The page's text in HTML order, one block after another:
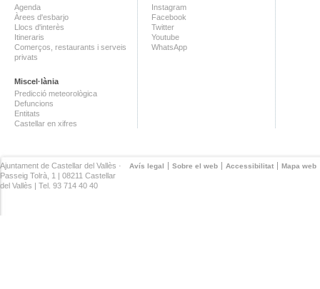
Agenda
Àrees d'esbarjo
Llocs d'interès
Itineraris
Comerços, restaurants i serveis
privats
Miscel·lània
Predicció meteorològica
Defuncions
Entitats
Castellar en xifres
Instagram
Facebook
Twitter
Youtube
WhatsApp
Avís legal Sobre el web Accessibilitat Mapa web
Ajuntament de Castellar del Vallès ·
Passeig Tolrà, 1 | 08211 Castellar
del Vallès | Tel. 93 714 40 40